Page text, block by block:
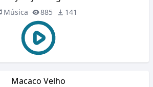
Música 885 141
Macaco Velho